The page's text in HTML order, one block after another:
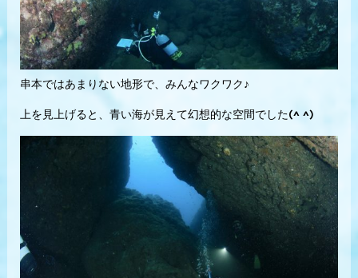
串本ではあまりない地形で、みんなワクワク♪
上を見上げると、青い海が見えて幻想的な空間でした(^ ^)